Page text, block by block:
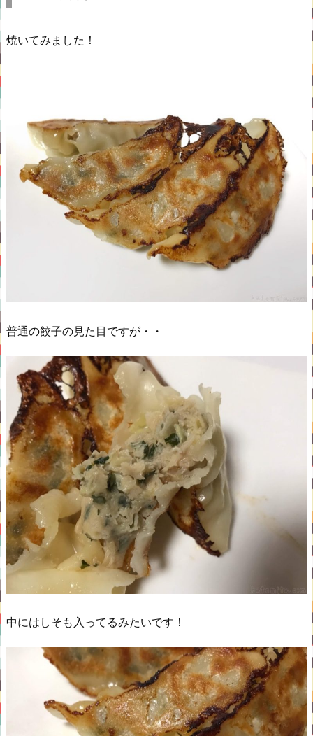
焼いてみました！
普通の餃子の見た目ですが・・
中にはしそも入ってるみたいです！